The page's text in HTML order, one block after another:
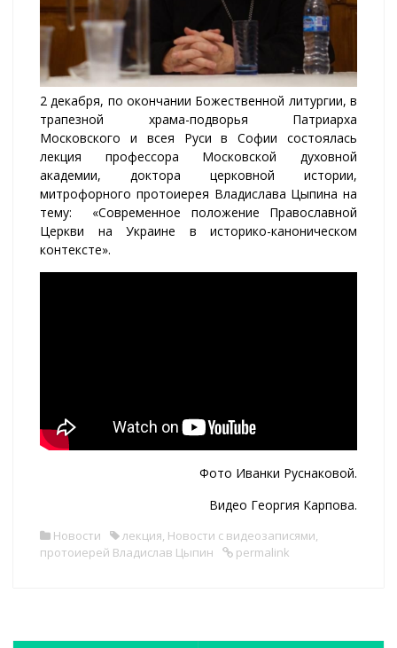
2 декабря, по окончании Божественной литургии, в
трапезной храма-подворья Патриарха
Московского и всея Руси в Софии состоялась
лекция профессора Московской духовной
академии, доктора церковной истории,
митрофорного протоиерея Владислава Цыпина на
тему: «Современное положение Православной
Церкви на Украине в историко-каноническом
контексте».
Фото Иванки Руснаковой.
Видео Георгия Карпова.
Новости лекция, Новости с видеозаписями,
протоиерей Владислав Цыпин
permalink